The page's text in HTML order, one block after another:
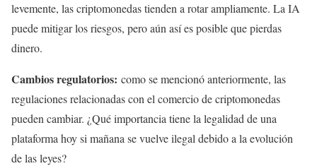
levemente, las criptomonedas tienden a rotar ampliamente. La IA
puede mitigar los riesgos, pero aún así es posible que pierdas
dinero.
Cambios regulatorios: como se mencionó anteriormente, las
regulaciones relacionadas con el comercio de criptomonedas
pueden cambiar. ¿Qué importancia tiene la legalidad de una
plataforma hoy si mañana se vuelve ilegal debido a la evolución
de las leyes?